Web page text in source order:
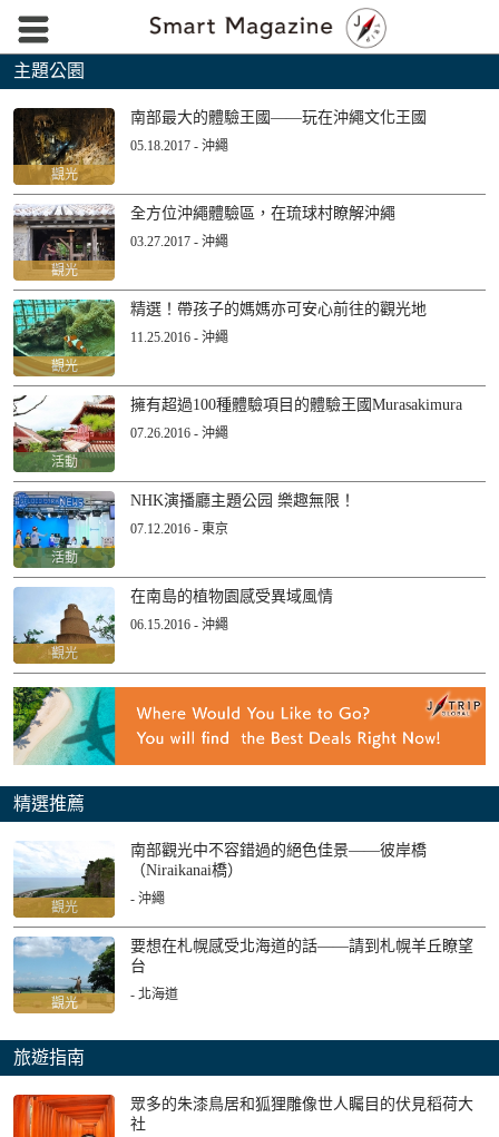
主題公園
觀光
南部最大的體驗王國——玩在沖繩文化王國
05.18.2017 - 沖繩
觀光
全方位沖繩體驗區，在琉球村瞭解沖繩
03.27.2017 - 沖繩
觀光
精選！帶孩子的媽媽亦可安心前往的觀光地
11.25.2016 - 沖繩
活動
擁有超過100種體驗項目的體驗王國Murasakimura
07.26.2016 - 沖繩
活動
NHK演播廳主題公园 樂趣無限！
07.12.2016 - 東京
觀光
在南島的植物園感受異域風情
06.15.2016 - 沖繩
精選推薦
觀光
南部觀光中不容錯過的絕色佳景——彼岸橋
（Niraikanai橋）
- 沖繩
觀光
要想在札幌感受北海道的話——請到札幌羊丘瞭望
台
- 北海道
旅遊指南
眾多的朱漆鳥居和狐狸雕像世人矚目的伏見稻荷大
社